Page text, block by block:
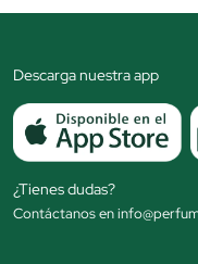
Descarga nuestra app
¿Tienes dudas?
Contáctanos en